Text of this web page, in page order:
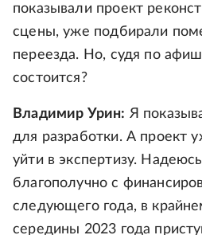
показывали проект
сцены, уже подбирали
переезда. Но, судя по
состоится?
Владимир Урин: Я
для разработки. А проект
уйти в экспертизу.
благополучно с
следующего года, в
середины 2023 года